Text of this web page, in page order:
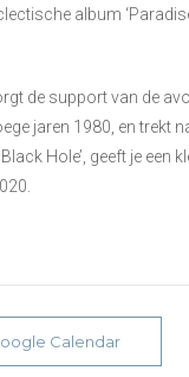
album
de support van de
jaren 1980, en trekt
Hole’, geeft je
Calendar